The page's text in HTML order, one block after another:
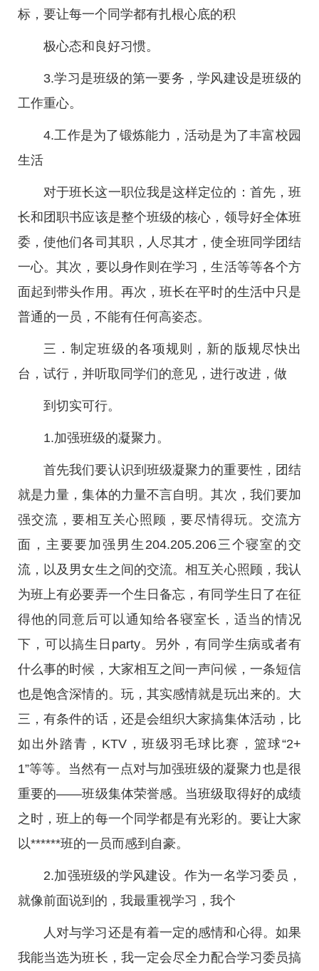
标，要让每一个同学都有扎根心底的积
极心态和良好习惯。
3.学习是班级的第一要务，学风建设是班级的
工作重心。
4.工作是为了锻炼能力，活动是为了丰富校园
生活
对于班长这一职位我是这样定位的：首先，班
长和团职书应该是整个班级的核心，领导好全体班
委，使他们各司其职，人尽其才，使全班同学团结
一心。其次，要以身作则在学习，生活等等各个方
面起到带头作用。再次，班长在平时的生活中只是
普通的一员，不能有任何高姿态。
三．制定班级的各项规则，新的版规尽快出
台，试行，并听取同学们的意见，进行改进，做
到切实可行。
1.加强班级的凝聚力。
首先我们要认识到班级凝聚力的重要性，团结
就是力量，集体的力量不言自明。其次，我们要加
强交流，要相互关心照顾，要尽情得玩。交流方
面，主要要加强男生204.205.206三个寝室的交
流，以及男女生之间的交流。相互关心照顾，我认
为班上有必要弄一个生日备忘，有同学生日了在征
得他的同意后可以通知给各寝室长，适当的情况
下，可以搞生日party。另外，有同学生病或者有
什么事的时候，大家相互之间一声问候，一条短信
也是饱含深情的。玩，其实感情就是玩出来的。大
三，有条件的话，还是会组织大家搞集体活动，比
如出外踏青，KTV，班级羽毛球比赛，篮球“2+
1”等等。当然有一点对与加强班级的凝聚力也是很
重要的——班级集体荣誉感。当班级取得好的成绩
之时，班上的每一个同学都是有光彩的。要让大家
以******班的一员而感到自豪。
2.加强班级的学风建设。作为一名学习委员，
就像前面说到的，我最重视学习，我个
人对与学习还是有着一定的感情和心得。如果
我能当选为班长，我一定会尽全力配合学习委员搞